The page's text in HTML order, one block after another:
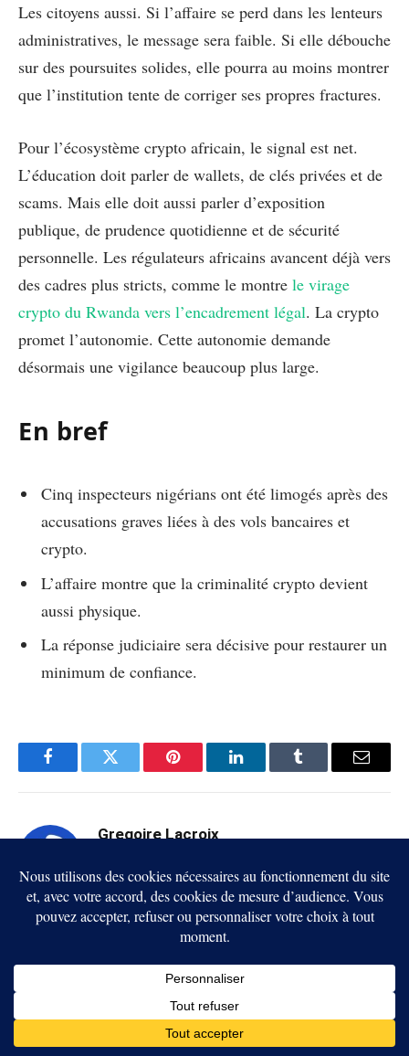
Les citoyens aussi. Si l’affaire se perd dans les lenteurs
administratives, le message sera faible. Si elle débouche
sur des poursuites solides, elle pourra au moins montrer
que l’institution tente de corriger ses propres fractures.
Pour l’écosystème crypto africain, le signal est net.
L’éducation doit parler de wallets, de clés privées et de
scams. Mais elle doit aussi parler d’exposition
publique, de prudence quotidienne et de sécurité
personnelle. Les régulateurs africains avancent déjà vers
des cadres plus stricts, comme le montre le virage
crypto du Rwanda vers l’encadrement légal. La crypto
promet l’autonomie. Cette autonomie demande
désormais une vigilance beaucoup plus large.
En bref
Cinq inspecteurs nigérians ont été limogés après des
accusations graves liées à des vols bancaires et
crypto.
L’affaire montre que la criminalité crypto devient
aussi physique.
La réponse judiciaire sera décisive pour restaurer un
minimum de confiance.
FacebookTwitter Pinterest LinkedInTumblr Email
Gregoire Lacroix
Grégoire Lacroix estanalyste et rédacteur chez
BrefCrypto, spécialisé dans lescryptomonnaies et les
marchés numériques. Il se concentre surBitcoin,
l’analyse de marché, les cadres réglementaires et
l’adoption réelle de la blockchain. Son travail
privilégie unelecture stratégique et factuelle
usage et impact économique. Il apporte un
expert sur l’écosystème crypto africain
opportunités, risques et structuration du marché.